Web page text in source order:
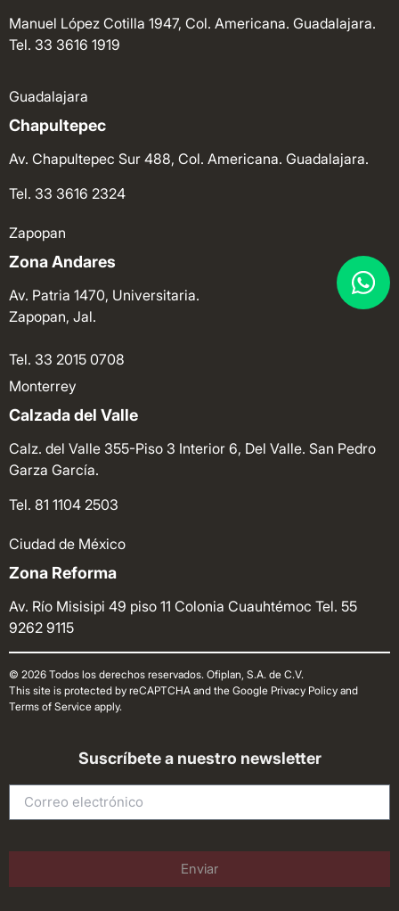
Manuel López Cotilla 1947, Col. Americana. Guadalajara.
Tel. 33 3616 1919
Guadalajara
Chapultepec
Av. Chapultepec Sur 488, Col. Americana. Guadalajara.
Tel. 33 3616 2324
Zapopan
Zona Andares
Av. Patria 1470, Universitaria.
Zapopan, Jal.
Tel. 33 2015 0708
Monterrey
Calzada del Valle
Calz. del Valle 355-Piso 3 Interior 6, Del Valle. San Pedro
Garza García.
Tel. 81 1104 2503
Ciudad de México
Zona Reforma
Av. Río Misisipi 49 piso 11 Colonia Cuauhtémoc Tel. 55
9262 9115
© 2026 Todos los derechos reservados. Ofiplan, S.A. de C.V.
This site is protected by reCAPTCHA and the Google Privacy Policy and
Terms of Service apply.
Suscríbete a nuestro newsletter
Enviar